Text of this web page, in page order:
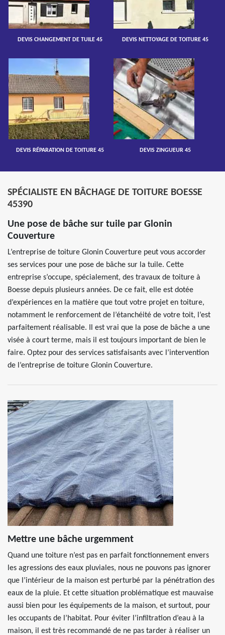
DEVIS CHANGEMENT DE TUILE 45 DEVIS NETTOYAGE DE TOITURE 45
DEVIS RÉPARATION DE TOITURE 45 DEVIS ZINGUEUR 45
SPÉCIALISTE EN BÂCHAGE DE TOITURE BOESSE
45390
Une pose de bâche sur tuile par Glonin
Couverture
L’entreprise de toiture Glonin Couverture peut vous accorder
ses services pour une pose de bâche sur la tuile. Cette
entreprise s’occupe, spécialement, des travaux de toiture à
Boesse depuis plusieurs années. De ce fait, elle est dotée
d’expériences en la matière que tout votre projet en toiture,
notamment le renforcement de l’étanchéité de votre toit, l’est
parfaitement réalisable. Il est vrai que la pose de bâche a une
visée à court terme, mais il est toujours important de bien le
faire. Optez pour des services satisfaisants avec l’intervention
de l’entreprise de toiture Glonin Couverture.
Mettre une bâche urgemment
Quand une toiture n’est pas en parfait fonctionnement envers
les agressions des eaux pluviales, nous ne pouvons pas ignorer
que l’intérieur de la maison est perturbé par la pénétration des
eaux de la pluie. Et cette situation problématique est mauvaise
aussi bien pour les équipements de la maison, et surtout, pour
les occupants de l’habitat. Pour éviter l’infiltration d’eau à la
maison, il est très recommandé de ne pas tarder à réaliser un